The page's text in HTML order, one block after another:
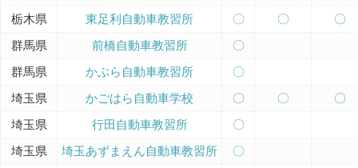
栃木県
東足利自動車教習所 〇 〇
〇
群馬県
前橋自動車教習所
〇
群馬県
かぶら自動車教習所
〇
埼玉県
かごはら自動車学校 〇 〇
〇
埼玉県
行田自動車教習所
〇
埼玉県
埼玉あずまえん自動車教習所 〇